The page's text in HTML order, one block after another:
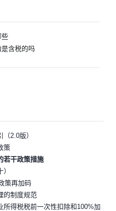
些
含税的吗
2.0版）
策
若干政策措施
策再加码
的制度规范
得税税前一次性扣除和100%加